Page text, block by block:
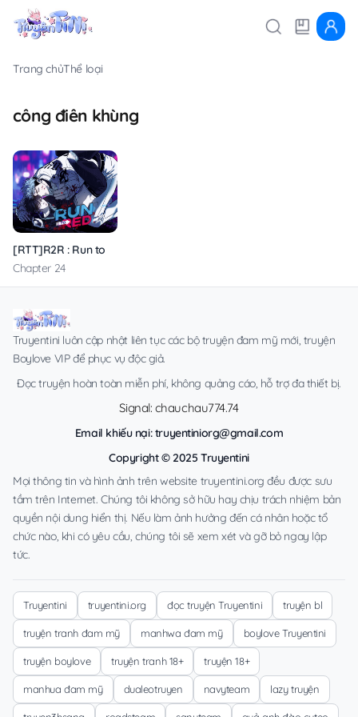
Trang chủThể loại
công điên khùng
[RTT]R2R : Run to Red
Chapter 24
Truyentini luôn cập nhật liên tục các bộ truyện đam mỹ mới, truyện
Boylove VIP để phục vụ độc giả.
Đọc truyện hoàn toàn miễn phí, không quảng cáo, hỗ trợ đa thiết bị.
Signal: chauchau774.74
Email khiếu nại:truyentiniorg@gmail.com
Copyright © 2025 Truyentini
Mọi thông tin và hình ảnh trên website truyentini.org đều được sưu
tầm trên Internet. Chúng tôi không sở hữu hay chịu trách nhiệm bản
quyền nội dung hiển thị. Nếu làm ảnh hưởng đến cá nhân hoặc tổ
chức nào, khi có yêu cầu, chúng tôi sẽ xem xét và gỡ bỏ ngay lập
tức.
Truyentini truyentini.org đọc truyện Truyentini truyện bl
truyện tranh đam mỹ manhwa đam mỹ boylove Truyentini
truyện boylove truyện tranh 18+ truyện 18+
manhua đam mỹ dualeotruyen navyteam lazy truyện